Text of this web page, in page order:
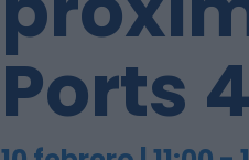
Ports